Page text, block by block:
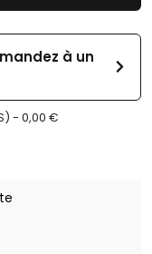
à un
- 0,00 €